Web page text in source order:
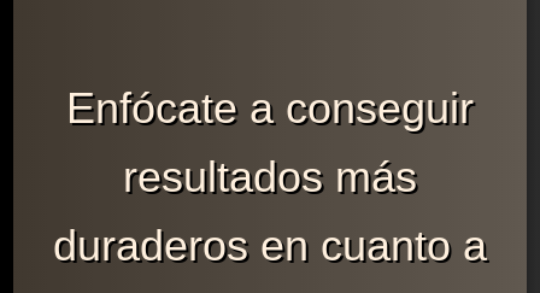
Enfócate a conseguir
resultados más
duraderos en cuanto a